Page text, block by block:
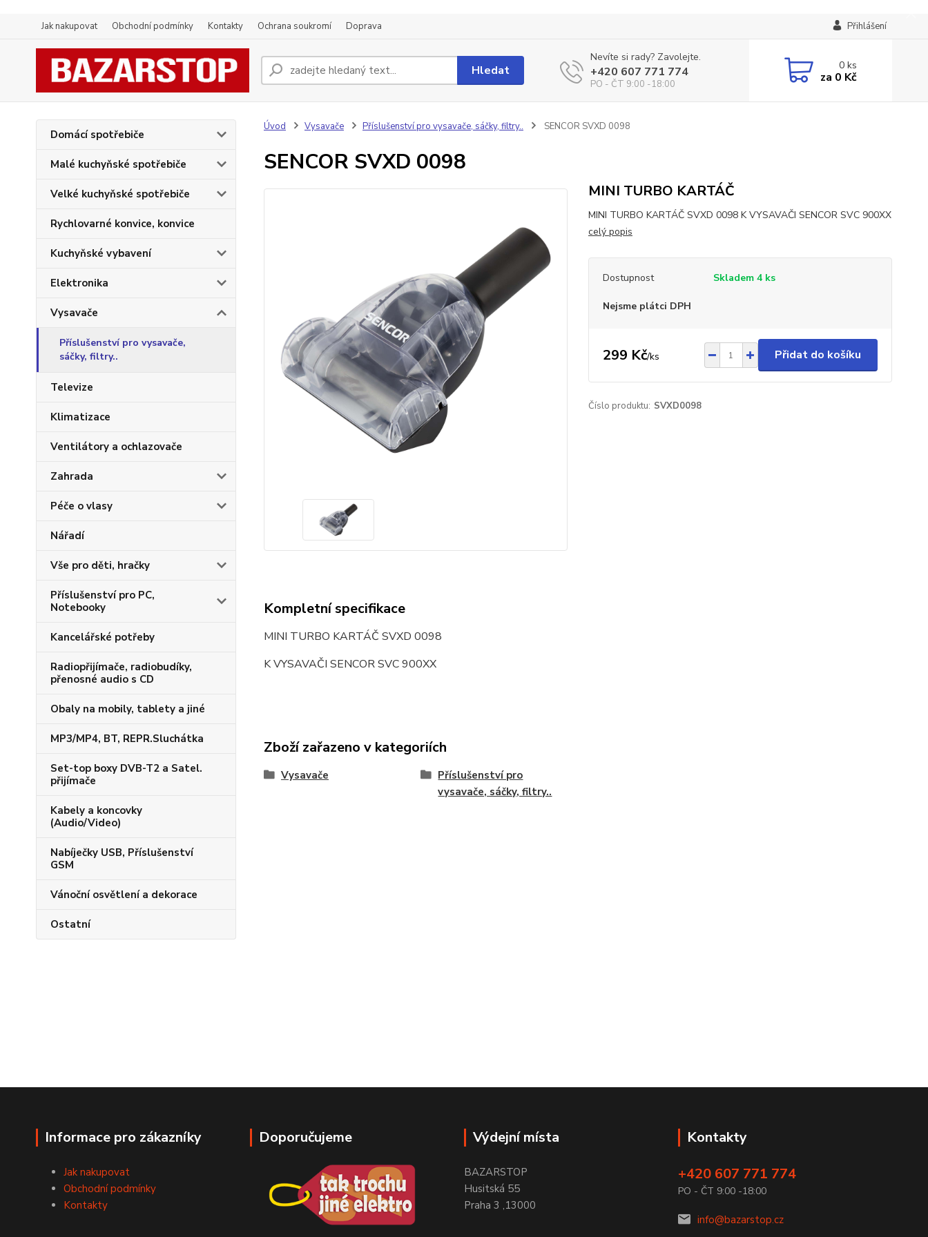
Jak nakupovat Obchodní podmínky Kontakty Ochrana soukromí Doprava Přihlášení
Hledat
Nevíte si rady? Zavolejte.
+420 607 771 774
PO - ČT 9:00 -18:00
0ks
za 0 Kč
Domácí spotřebiče
Malé kuchyňské spotřebiče
Velké kuchyňské spotřebiče
Rychlovarné konvice, konvice
Kuchyňské vybavení
Elektronika
Vysavače
Příslušenství pro vysavače,
sáčky, filtry..
Televize
Klimatizace
Ventilátory a ochlazovače
Zahrada
Péče o vlasy
Nářadí
Vše pro děti, hračky
Příslušenství pro PC,
Notebooky
Kancelářské potřeby
Radiopřijímače, radiobudíky,
přenosné audio s CD
Obaly na mobily, tablety a jiné
MP3/MP4, BT, REPR.Sluchátka
Set-top boxy DVB-T2 a Satel.
přijímače
Kabely a koncovky
(Audio/Video)
Nabíječky USB, Příslušenství
GSM
Vánoční osvětlení a dekorace
Ostatní
Úvod Vysavače Příslušenství pro vysavače, sáčky, filtry.. SENCOR SVXD 0098
SENCOR SVXD 0098
MINI TURBO KARTÁČ
MINI TURBO KARTÁČ SVXD 0098 K VYSAVAČI SENCOR SVC 900XX
celý popis
Dostupnost Skladem 4 ks
Nejsme plátci DPH
299 Kč/ks Přidat do košíku
Číslo produktu: SVXD0098
Kompletní specifikace
MINI TURBO KARTÁČ SVXD 0098
K VYSAVAČI SENCOR SVC 900XX
Zboží zařazeno v kategoriích
Vysavače
Příslušenství pro
vysavače, sáčky, filtry..
Informace pro zákazníky
Jak nakupovat
Obchodní podmínky
Kontakty
Doporučujeme Výdejní místa
BAZARSTOP
Husitská 55
Praha 3 ,13000
Kontakty
+420 607 771 774
PO - ČT 9:00 -18:00
info@bazarstop.cz